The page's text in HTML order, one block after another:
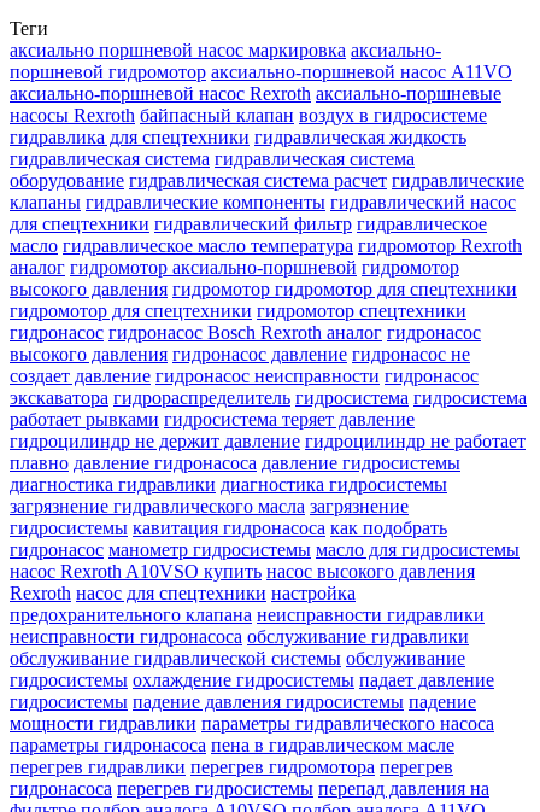
Теги
аксиально поршневой насос маркировка аксиально-
поршневой гидромотор аксиально-поршневой насос A11VO
аксиально-поршневой насос Rexroth аксиально-поршневые
насосы Rexroth байпасный клапан воздух в гидросистеме
гидравлика для спецтехники гидравлическая жидкость
гидравлическая система гидравлическая система
оборудование гидравлическая система расчет гидравлические
клапаны гидравлические компоненты гидравлический насос
для спецтехники гидравлический фильтр гидравлическое
масло гидравлическое масло температура гидромотор Rexroth
аналог гидромотор аксиально-поршневой гидромотор
высокого давления гидромотор гидромотор для спецтехники
гидромотор для спецтехники гидромотор спецтехники
гидронасос гидронасос Bosch Rexroth аналог гидронасос
высокого давления гидронасос давление гидронасос не
создает давление гидронасос неисправности гидронасос
экскаватора гидрораспределитель гидросистема гидросистема
работает рывками гидросистема теряет давление
гидроцилиндр не держит давление гидроцилиндр не работает
плавно давление гидронасоса давление гидросистемы
диагностика гидравлики диагностика гидросистемы
загрязнение гидравлического масла загрязнение
гидросистемы кавитация гидронасоса как подобрать
гидронасос манометр гидросистемы масло для гидросистемы
насос Rexroth A10VSO купить насос высокого давления
Rexroth насос для спецтехники настройка
предохранительного клапана неисправности гидравлики
неисправности гидронасоса обслуживание гидравлики
обслуживание гидравлической системы обслуживание
гидросистемы охлаждение гидросистемы падает давление
гидросистемы падение давления гидросистемы падение
мощности гидравлики параметры гидравлического насоса
параметры гидронасоса пена в гидравлическом масле
перегрев гидравлики перегрев гидромотора перегрев
гидронасоса перегрев гидросистемы перепад давления на